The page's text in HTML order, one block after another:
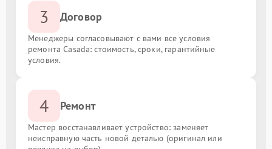
3 Договор
Менеджеры согласовывают с вами все условия
ремонта Casada: стоимость, сроки, гарантийные
условия.
4 Ремонт
Мастер восстанавливает устройство: заменяет
неисправную часть новой деталью (оригинал или